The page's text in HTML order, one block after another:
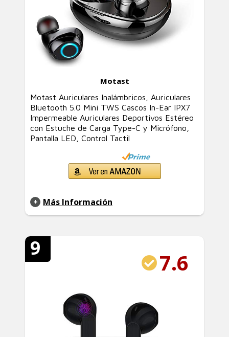
Motast
Motast Auriculares Inalámbricos, Auriculares
Bluetooth 5.0 Mini TWS Cascos In-Ear IPX7
Impermeable Auriculares Deportivos Estéreo
con Estuche de Carga Type-C y Micrófono,
Pantalla LED, Control Tactil
Más Información
9
7.6